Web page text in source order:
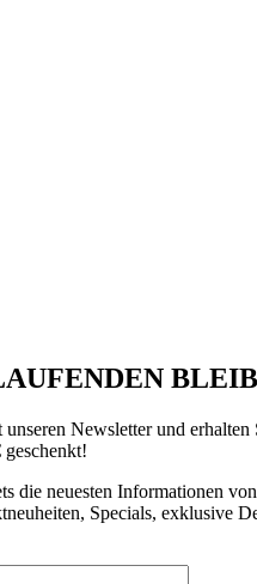
Newsletter und erhalten
geschenkt!
die neuesten Informationen
Specials, exklusive